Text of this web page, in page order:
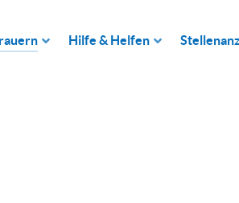
Hilfe & Helfen